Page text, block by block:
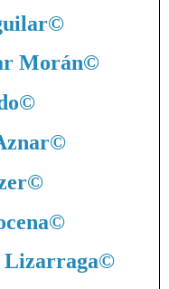
©
Morán©
©
©
©
©
Lizarraga©